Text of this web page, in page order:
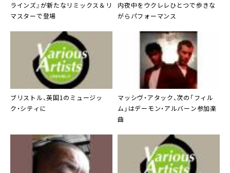
ラインズ』が新たなリミックス＆リ
マスターで登場
内夜中をウクレレひとつで歩きな
がらパフォーマンス
ブリストル、英国1の ミュージッ
ク・シティ に
マッシヴ・アタック、次の「フィル
ム」はデーモン・アルバーン参加楽
曲